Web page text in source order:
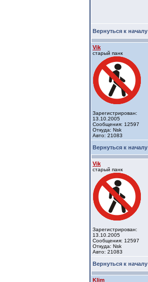
Вернуться к началу
Vik
старый панк
Зарегистрирован:
13.10.2005
Сообщения: 12597
Откуда: Nsk
Авто: 21083
Вернуться к началу
Vik
старый панк
Зарегистрирован:
13.10.2005
Сообщения: 12597
Откуда: Nsk
Авто: 21083
Вернуться к началу
Klim